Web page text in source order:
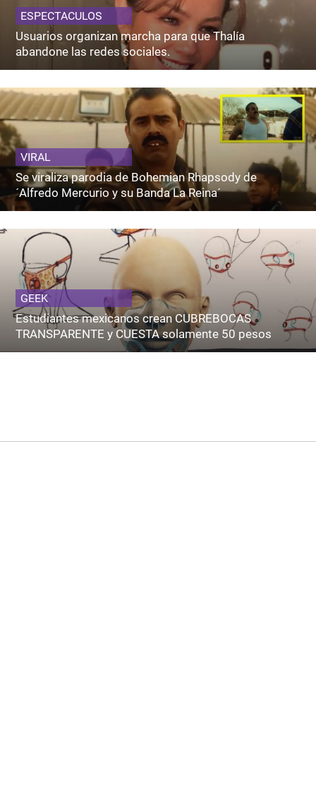
ESPECTACULOS
Usuarios organizan marcha para que Thalía
abandone las redes sociales.
VIRAL
Se viraliza parodia de Bohemian Rhapsody de
´Alfredo Mercurio y su Banda La Reina´
GEEK
Estudiantes mexicanos crean CUBREBOCAS
TRANSPARENTE y CUESTA solamente 50 pesos